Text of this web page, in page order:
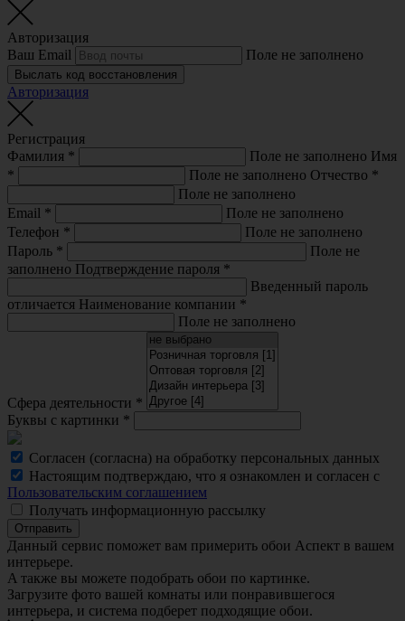
Авторизация
Ваш Email
Поле не заполнено
Выслать код восстановления
Авторизация
Регистрация
Фамилия * Поле не заполнено Имя
*
Поле не заполнено Отчество *
Поле не заполнено
Email *
Поле не заполнено
Телефон *
Поле не заполнено
Пароль *
Поле не
заполнено Подтверждение пароля *
Введенный пароль
отличается Наименование компании *
Поле не заполнено
Сфера деятельности *
Буквы с картинки *
Согласен (согласна) на обработку персональных данных
Настоящим подтверждаю, что я ознакомлен и согласен с
Пользовательским соглашением
Получать информационную рассылку
Отправить
Данный сервис поможет вам примерить обои Аспект в вашем
интерьере.
A также вы можете подобрать обои по картинке.
Загрузите фото вашей комнаты или понравившегося
интерьера, и система подберет подходящие обои.